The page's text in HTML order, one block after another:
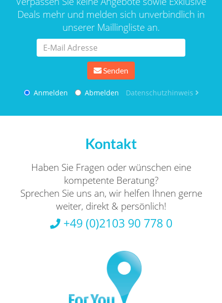
Deals mehr und melden sich unverbindlich in
unserer Maillingliste an.
Senden
Anmelden Abmelden Datenschutzhinweis
Kontakt
Haben Sie Fragen oder wünschen eine
kompetente Beratung?
Sprechen Sie uns an, wir helfen Ihnen gerne
weiter, direkt & persönlich!
+49 (0)2103 90 778 0